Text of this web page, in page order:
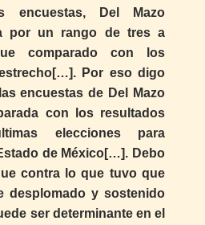
encuestas, Del Mazo
por un rango de tres a
comparado con los
Por eso digo
encuestas de Del Mazo
con los resultados
elecciones para
de México[…]. Debo
contra lo que tuvo que
desplomado y sostenido
ser determinante en el